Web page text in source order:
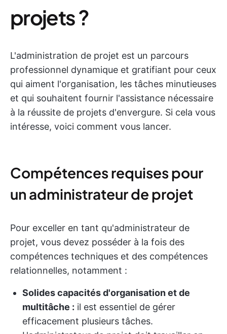
projets ?
L'administration de projet est un parcours
professionnel dynamique et gratifiant pour ceux
qui aiment l'organisation, les tâches minutieuses
et qui souhaitent fournir l'assistance nécessaire
à la réussite de projets d'envergure. Si cela vous
intéresse, voici comment vous lancer.
Compétences requises pour
un administrateur de projet
Pour exceller en tant qu'administrateur de
projet, vous devez posséder à la fois des
compétences techniques et des compétences
relationnelles, notamment :
Solides capacités d'organisation et de
multitâche : il est essentiel de gérer
efficacement plusieurs tâches.